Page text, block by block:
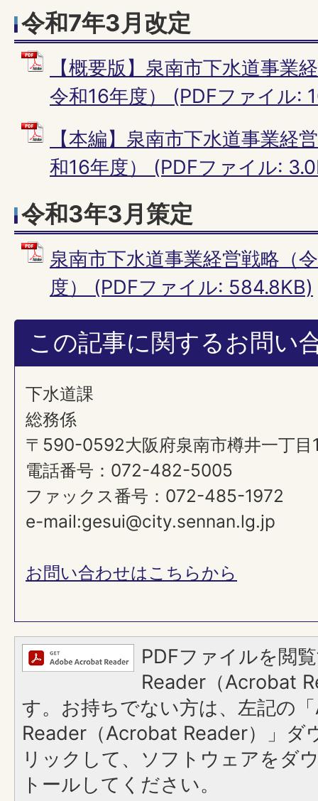
令和7年3月改定
【概要版】泉南市下水道事業
令和16年度） (PDFファイル:
【本編】泉南市下水道事業経
和16年度） (PDFファイル:
令和3年3月策定
泉南市下水道事業経営戦略（
度） (PDFファイル: 584.8KB)
この記事に関するお問い
下水道課
総務係
〒590-0592大阪府泉南市樽井一丁目
電話番号：072-482-5005
ファックス番号：072-485-1972
e-mail:gesui@city.sennan.lg.jp
お問い合わせはこちらから
PDFファイルを閲
Reader（Acrobat
す。お持ちでない方は、左記の
Reader（Acrobat Reader）」ダ
リックして、ソフトウェアをダ
トールしてください。